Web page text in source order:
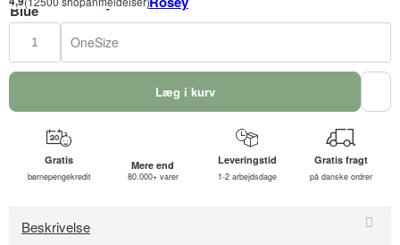
OneSize
Læg i kurv
Gratis
børnepengekredit
Mere end
80.000+ varer
Leveringstid
1-2 arbejdsdage
Gratis fragt
på danske ordrer
Beskrivelse